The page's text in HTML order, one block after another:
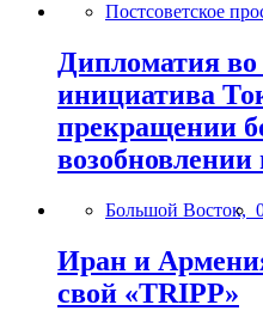
Постсоветское
Дипломатия
инициатива
прекращении
возобновлении
Большой Восток,
Иран и
свой «TRIPP»